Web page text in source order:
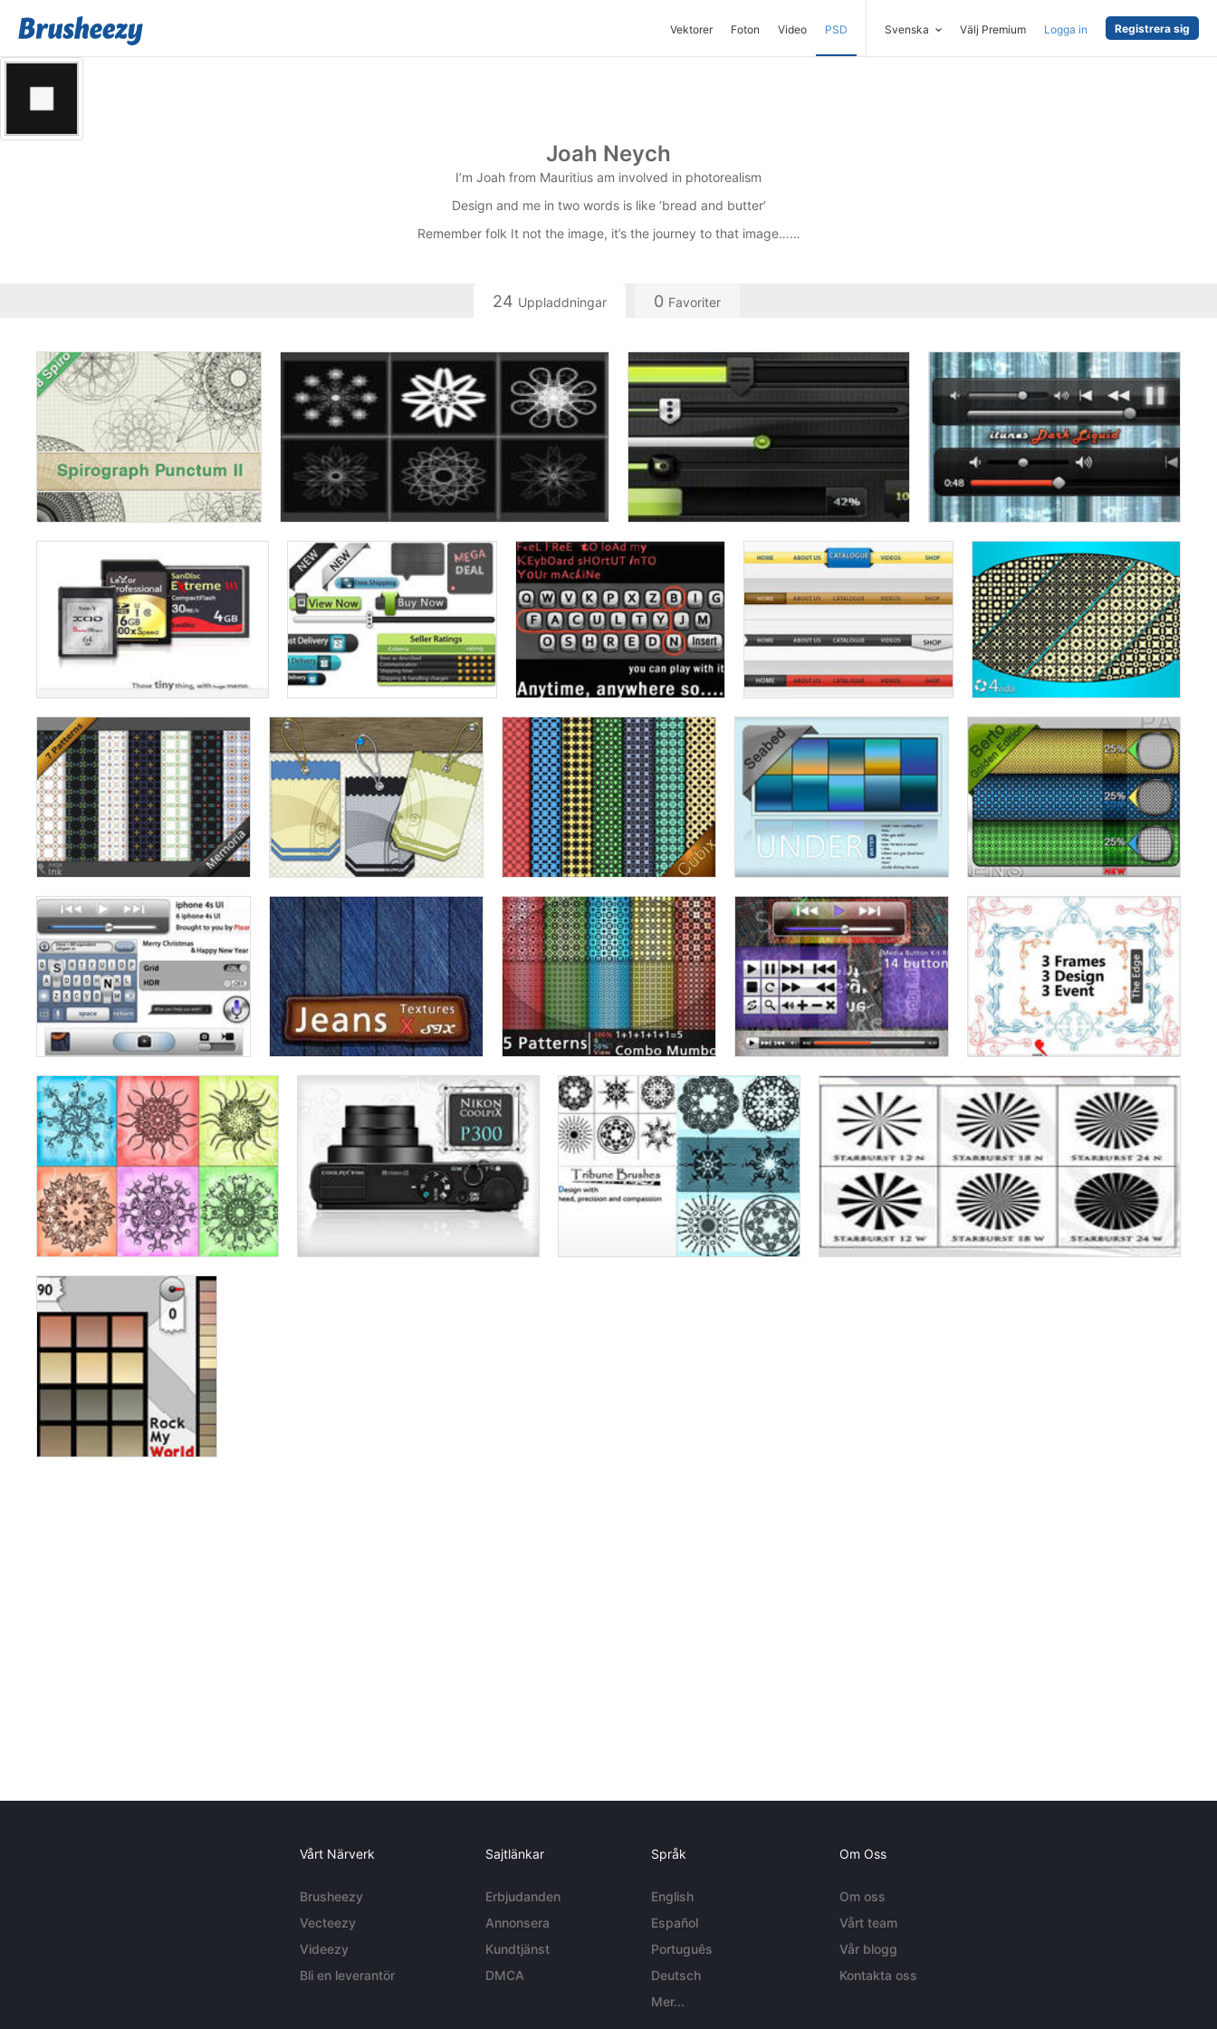
Vektorer Foton Video PSD Svenska Välj Premium Logga in Registrera sig
Joah Neych
I’m Joah from Mauritius am involved in photorealism
Design and me in two words is like ‘bread and butter’
Remember folk It not the image, it’s the journey to that image……
24 Uppladdningar 0 Favoriter
Vårt Närverk
Brusheezy
Vecteezy
Videezy
Bli en leverantör
Sajtlänkar
Erbjudanden
Annonsera
Kundtjänst
DMCA
Språk
English
Español
Português
Deutsch
Mer...
Om Oss
Om oss
Vårt team
Vår blogg
Kontakta oss